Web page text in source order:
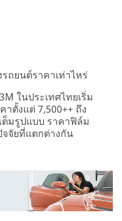
ถยนต์ราคาเท่าไหร่
ในประเทศไทยเริ่ม
ตั้งแต่ 7,500++ ถึง
มรูปแบบ ราคาฟิล์ม
จัยที่แตกต่างกัน